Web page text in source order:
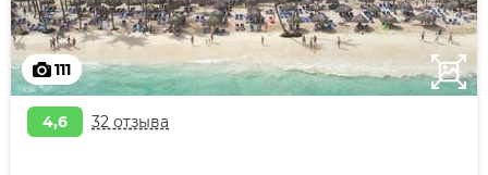
111
4,6 32 отзыва